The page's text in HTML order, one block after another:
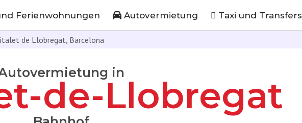
Ferienwohnungen Autovermietung
Taxi und Transfers
de Llobregat, Barcelona
in
de-Llobregat